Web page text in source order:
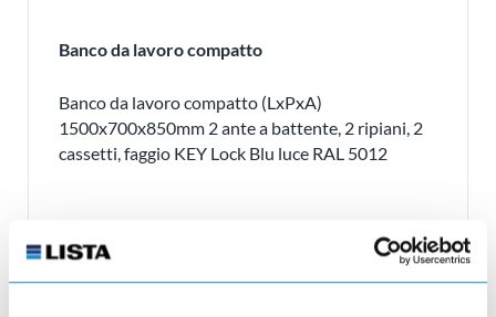
Banco da lavoro compatto
Banco da lavoro compatto (LxPxA)
1500x700x850mm 2 ante a battente, 2 ripiani, 2
cassetti, faggio KEY Lock Blu luce RAL 5012